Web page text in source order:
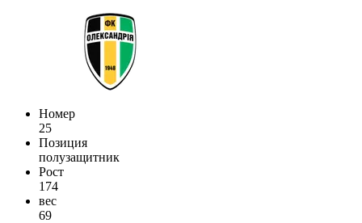
Номер
25
Позиция
полузащитник
Рост
174
вес
69